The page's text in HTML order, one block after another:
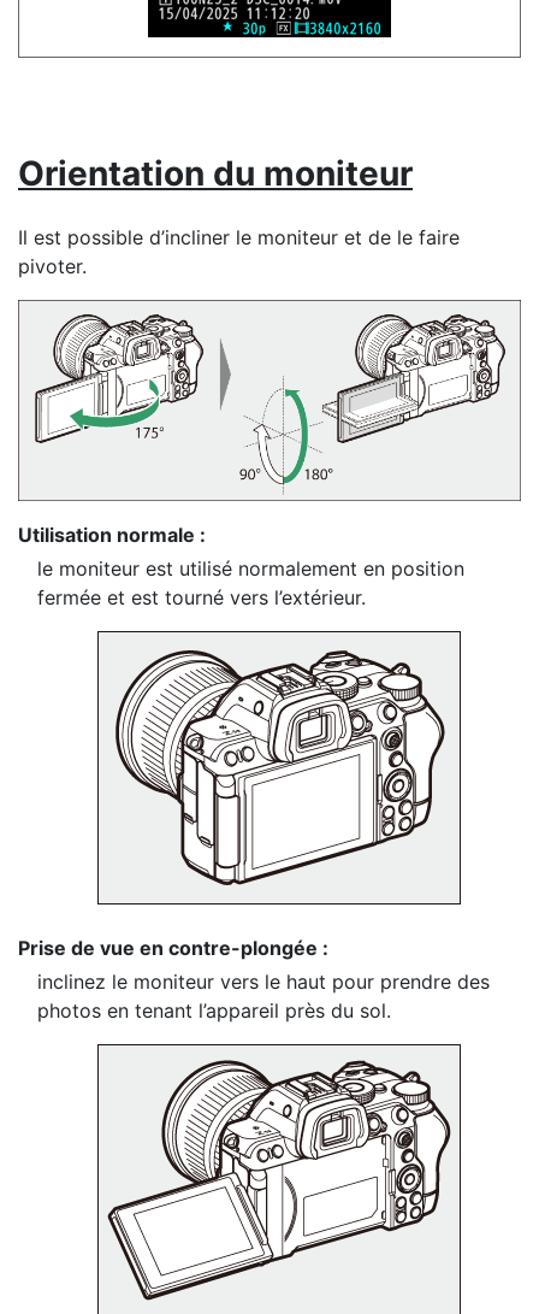
Orientation du moniteur
Il est possible d’incliner le moniteur et de le faire
pivoter.
Utilisation normale :
le moniteur est utilisé normalement en position
fermée et est tourné vers l’extérieur.
Prise de vue en contre-plongée :
inclinez le moniteur vers le haut pour prendre des
photos en tenant l’appareil près du sol.